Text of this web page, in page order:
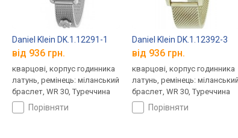
Daniel Klein DK.1.12291-1
від 936 грн.
кварцові, корпус годинника
латунь, ремінець: міланський
браслет, WR 30, Туреччина
порівняти
Daniel Klein DK.1.12392-3
від 936 грн.
кварцові, корпус годинника
латунь, ремінець: міланський
браслет, WR 30, Туреччина
порівняти